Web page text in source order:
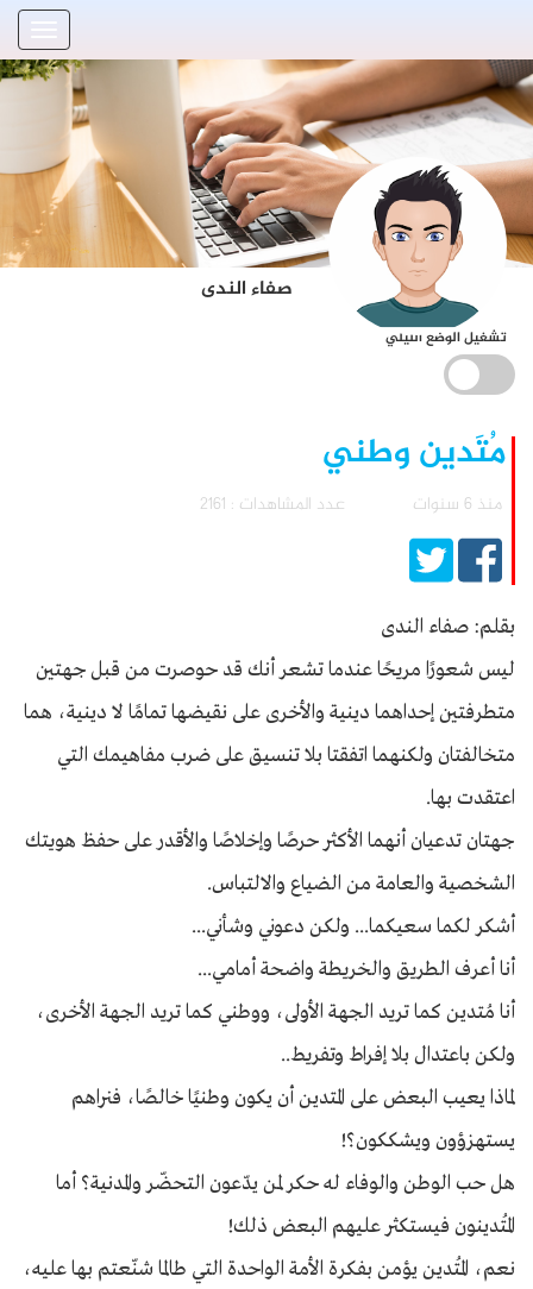
صفاء الندى
تشغيل الوضع الليلي
مُتَدين وطني
منذ 6 سنوات عدد المشاهدات : 2161
بقلم: صفاء الندى
ليس شعورًا مريحًا عندما تشعر أنك قد حوصرت من قبل جهتين
متطرفتين إحداهما دينية والأخرى على نقيضها تمامًا لا دينية، هما
متخالفتان ولكنهما اتفقتا بلا تنسيق على ضرب مفاهيمك التي
اعتقدت بها.
جهتان تدعيان أنهما الأكثر حرصًا وإخلاصًا والأقدر على حفظ هويتك
الشخصية والعامة من الضياع والالتباس.
أشكر لكما سعيكما... ولكن دعوني وشأني...
أنا أعرف الطريق والخريطة واضحة أمامي...
أنا مُتدين كما تريد الجهة الأولى، ووطني كما تريد الجهة الأخرى،
ولكن باعتدال بلا إفراط وتفريط..
لماذا يعيب البعض على المتدين أن يكون وطنيًا خالصًا، فنراهم
يستهزؤون ويشككون؟!
هل حب الوطن والوفاء له حكر لمن يدّعون التحضّر والمدنية؟ أما
المُتدينون فيستكثر عليهم البعض ذلك!
نعم، المُتدين يؤمن بفكرة الأمة الواحدة التي طالما شنّعتم بها عليه،